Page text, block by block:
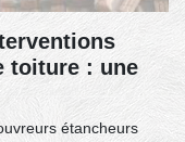
toiture : une
étancheurs